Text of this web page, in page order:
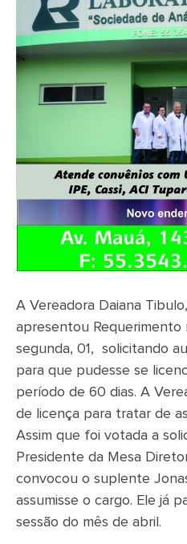
A Vereadora Daiana
apresentou Requerimento
segunda, 01, solicitando
para que pudesse se
período de 60 dias. A
de licença para tratar de
Assim que foi votada a
Presidente da Mesa
convocou o suplente
assumisse o cargo. Ele já
sessão do mês de abril.